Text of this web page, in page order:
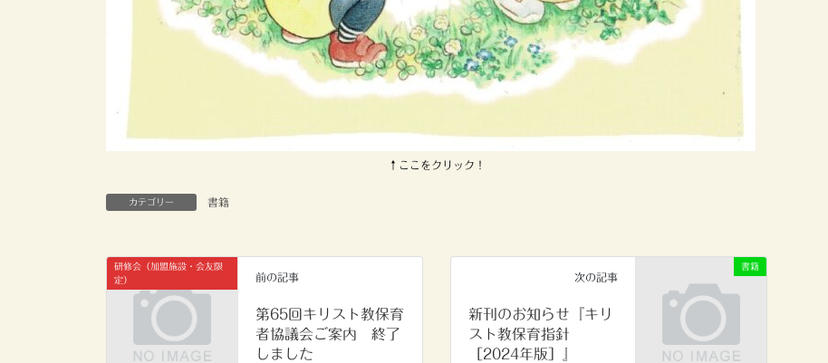
↑ここをクリック！
カテゴリー 書籍
研修会（加盟施設・会友限
定）
前の記事
第65回キリスト教保育
者協議会ご案内 終了
しました
書籍
次の記事
新刊のお知らせ『キリ
スト教保育指針
［2024年版］』